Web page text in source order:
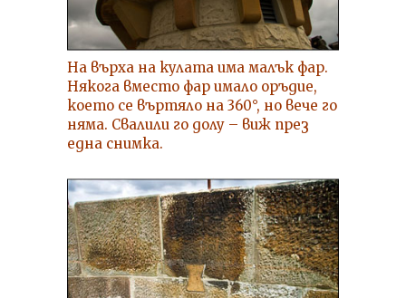
На върха на кулата има малък фар.
Някога вместо фар имало оръдие,
което се въртяло на 360°, но вече го
няма. Свалили го долу – виж през
една снимка.